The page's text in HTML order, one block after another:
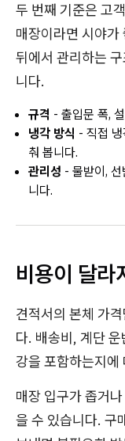
두 번째 기준은 고
매장이라면 시야가
뒤에서 관리하는
니다.
규격 - 출입문 폭,
냉각 방식 - 직접
춰 봅니다.
관리성 - 물받이,
니다.
비용이 달라
견적서의 본체 가
다. 배송비, 계단
강을 포함하는지에
매장 입구가 좁거
을 수 있습니다. 구